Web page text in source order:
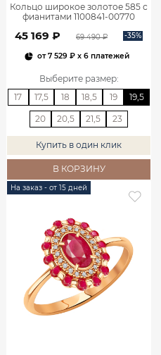
Кольцо широкое золотое 585 с
фианитами 1100841-00770
45 169 ₽ 69 490 ₽ -35%
от7 529 ₽x 6 платежей
Выберите размер:
17
17,5 18 18,5 19 19,5
20 20,5 21,5 23
Купить в один клик
В КОРЗИНУ
На заказ - от 15 дней